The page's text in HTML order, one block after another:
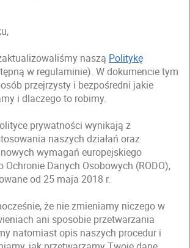
naszą Politykę
w regulaminie). W dokumencie tym
przejrzysty i bezpośredni jakie
i dlaczego to robimy.
prywatności wynikają z
naszych działań oraz
wymagań europejskiego
Ochronie Danych Osobowych (RODO),
od 25 maja 2018 r.
że nie zmieniamy niczego w
ani sposobie przetwarzania
natomiast opis naszych procedur i